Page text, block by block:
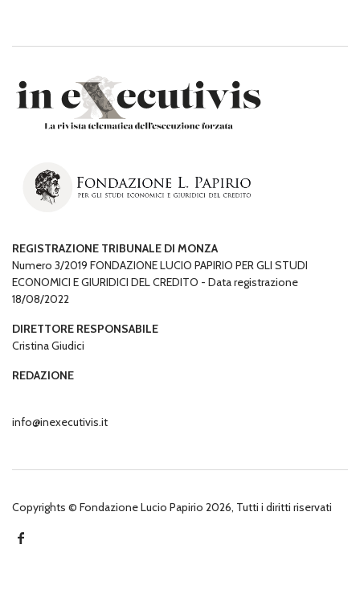
REGISTRAZIONE TRIBUNALE DI MONZA
Numero 3/2019 FONDAZIONE LUCIO PAPIRIO PER GLI STUDI
ECONOMICI E GIURIDICI DEL CREDITO - Data registrazione
18/08/2022
DIRETTORE RESPONSABILE
Cristina Giudici
REDAZIONE
info@inexecutivis.it
Copyrights © Fondazione Lucio Papirio 2026, Tutti i diritti riservati